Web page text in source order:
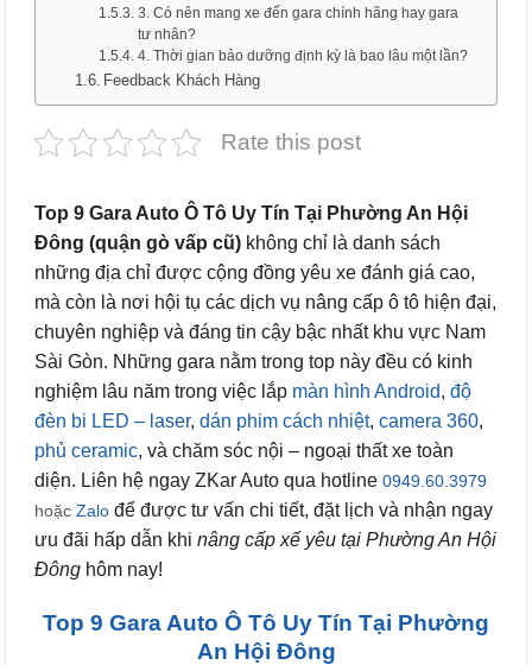
3. Có nên mang xe đến gara chính hãng hay gara
tư nhân?
4. Thời gian bảo dưỡng định kỳ là bao lâu một lần?
Feedback Khách Hàng
Rate this post
Top 9 Gara Auto Ô Tô Uy Tín Tại Phường An Hội
Đông (quận gò vấp cũ) không chỉ là danh sách
những địa chỉ được cộng đồng yêu xe đánh giá cao,
mà còn là nơi hội tụ các dịch vụ nâng cấp ô tô hiện đại,
chuyên nghiệp và đáng tin cậy bậc nhất khu vực Nam
Sài Gòn. Những gara nằm trong top này đều có kinh
nghiệm lâu năm trong việc lắp màn hình Android, độ
đèn bi LED – laser, dán phim cách nhiệt, camera 360,
phủ ceramic, và chăm sóc nội – ngoại thất xe toàn
diện. Liên hệ ngay ZKar Auto qua hotline 0949.60.3979
hoặc Zalo để được tư vấn chi tiết, đặt lịch và nhận ngay
ưu đãi hấp dẫn khi nâng cấp xế yêu tại Phường An Hội
Đông hôm nay!
Top 9 Gara Auto Ô Tô Uy Tín Tại Phường
An Hội Đông